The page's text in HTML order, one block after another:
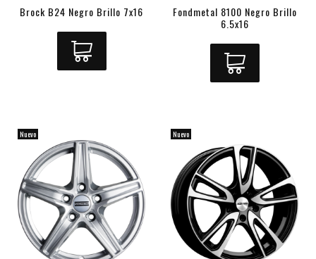
Brock B24 Negro Brillo 7x16
Fondmetal 8100 Negro Brillo
6.5x16
Nuevo Nuevo